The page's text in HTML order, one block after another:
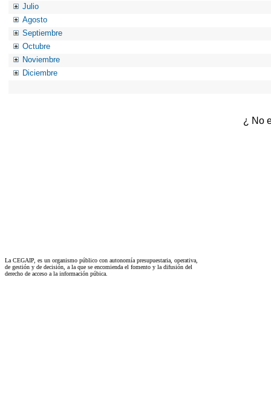
Julio
Agosto
Septiembre
Octubre
Noviembre
Diciembre
¿ No
La CEGAIP, es un organismo público con autonomía presupuestaria, operativa,
de gestión y de decisión, a la que se encomienda el fomento y la difusión del
derecho de acceso a la información púbica.